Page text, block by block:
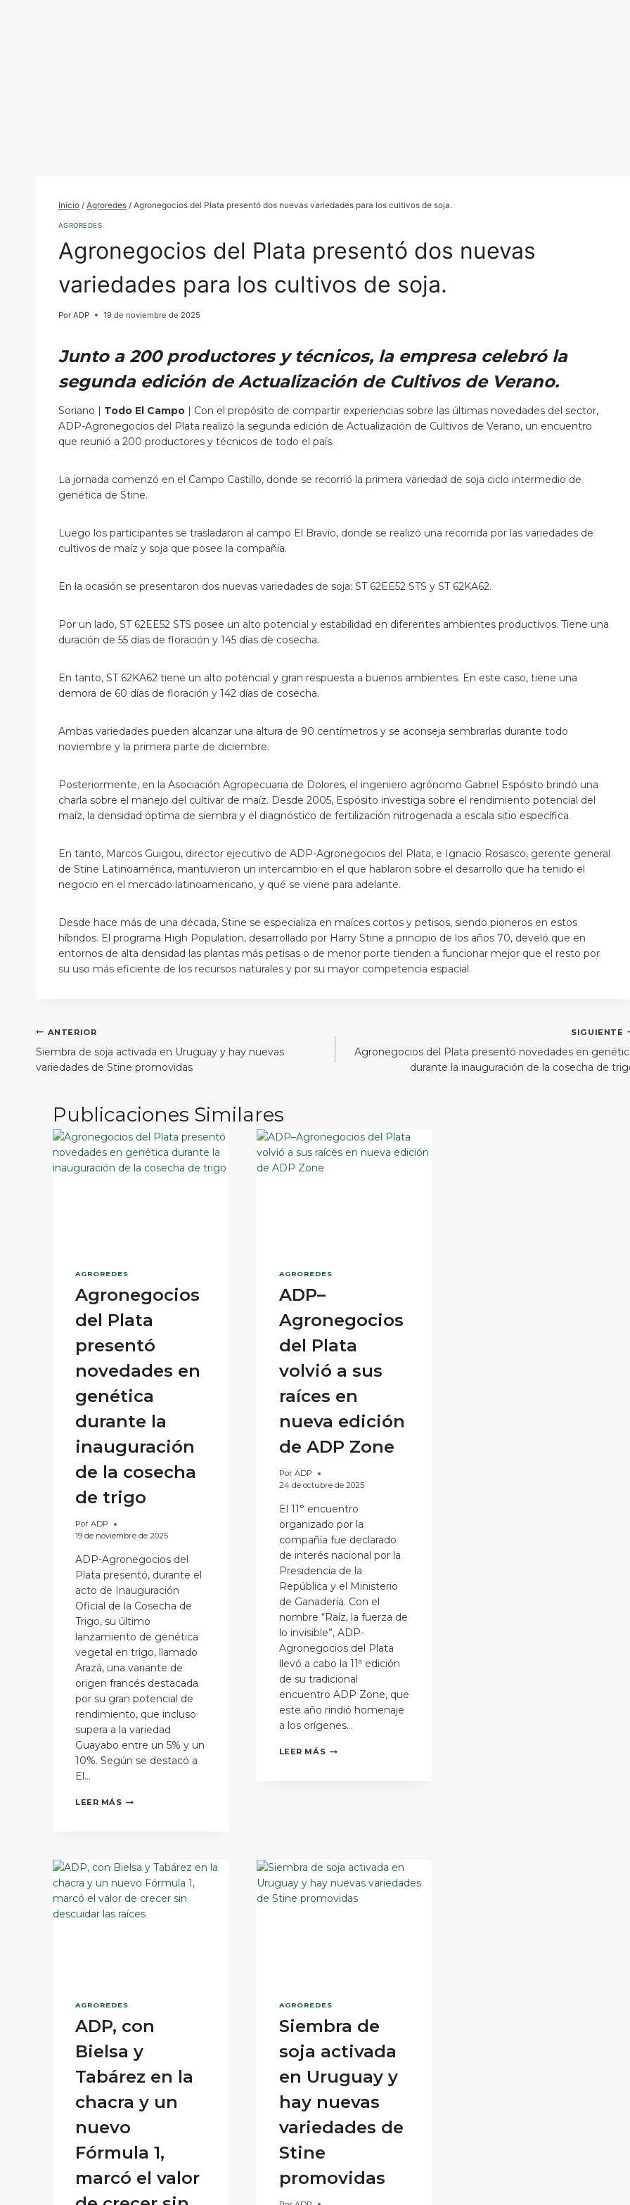
Inicio / Agroredes / Agronegocios del Plata presentó dos nuevas variedades para los cultivos de soja.
AGROREDES
Agronegocios del Plata presentó dos nuevas
variedades para los cultivos de soja.
Por ADP 19 de noviembre de 2025
Junto a 200 productores y técnicos, la empresa celebró la
segunda edición de Actualización de Cultivos de Verano.
Soriano | Todo El Campo | Con el propósito de compartir experiencias sobre las últimas novedades del sector,
ADP-Agronegocios del Plata realizó la segunda edición de Actualización de Cultivos de Verano, un encuentro
que reunió a 200 productores y técnicos de todo el país.
La jornada comenzó en el Campo Castillo, donde se recorrió la primera variedad de soja ciclo intermedio de
genética de Stine.
Luego los participantes se trasladaron al campo El Bravío, donde se realizó una recorrida por las variedades de
cultivos de maíz y soja que posee la compañía.
En la ocasión se presentaron dos nuevas variedades de soja: ST 62EE52 STS y ST 62KA62.
Por un lado, ST 62EE52 STS posee un alto potencial y estabilidad en diferentes ambientes productivos. Tiene una
duración de 55 días de floración y 145 días de cosecha.
En tanto, ST 62KA62 tiene un alto potencial y gran respuesta a buenos ambientes. En este caso, tiene una
demora de 60 días de floración y 142 días de cosecha.
Ambas variedades pueden alcanzar una altura de 90 centímetros y se aconseja sembrarlas durante todo
noviembre y la primera parte de diciembre.
Posteriormente, en la Asociación Agropecuaria de Dolores, el ingeniero agrónomo Gabriel Espósito brindó una
charla sobre el manejo del cultivar de maíz. Desde 2005, Espósito investiga sobre el rendimiento potencial del
maíz, la densidad óptima de siembra y el diagnóstico de fertilización nitrogenada a escala sitio específica.
En tanto, Marcos Guigou, director ejecutivo de ADP-Agronegocios del Plata, e Ignacio Rosasco, gerente general
de Stine Latinoamérica, mantuvieron un intercambio en el que hablaron sobre el desarrollo que ha tenido el
negocio en el mercado latinoamericano, y qué se viene para adelante.
Desde hace más de una década, Stine se especializa en maíces cortos y petisos, siendo pioneros en estos
híbridos. El programa High Population, desarrollado por Harry Stine a principio de los años 70, develó que en
entornos de alta densidad las plantas más petisas o de menor porte tienden a funcionar mejor que el resto por
su uso más eficiente de los recursos naturales y por su mayor competencia espacial.
Navegación
de
ANTERIOR
Siembra de soja activada en Uruguay y hay nuevas
variedades de Stine promovidas
SIGUIENTE
Agronegocios del Plata presentó novedades en
durante la inauguración de la cosecha de
Publicaciones Similares
AGROREDES
Agronegocios
del Plata
presentó
novedades en
genética
durante la
inauguración
de la cosecha
de trigo
Por ADP
19 de noviembre de 2025
ADP-Agronegocios del
Plata presentó, durante el
acto de Inauguración
Oficial de la Cosecha de
Trigo, su último
lanzamiento de genética
vegetal en trigo, llamado
Arazá, una variante de
origen francés destacada
por su gran potencial de
rendimiento, que incluso
supera a la variedad
Guayabo entre un 5% y un
10%. Según se destacó a
El…
LEER MÁS AGRONEGOCIOS
GENÉTICA
DURANTE
LA
DE
AGROREDES
ADP–
Agronegocios
del Plata
volvió a sus
raíces en
nueva edición
de ADP Zone
Por ADP
24 de octubre de 2025
El 11° encuentro
organizado por la
compañía fue declarado
de interés nacional por la
Presidencia de la
República y el Ministerio
de Ganadería. Con el
nombre “Raíz, la fuerza de
lo invisible”, ADP-
Agronegocios del Plata
llevó a cabo la 11ª edición
de su tradicional
encuentro ADP Zone, que
este año rindió homenaje
a los orígenes…
LEER MÁS ADP–
EDICIÓN
DE
ZONE
AGROREDES
ADP, con
Bielsa y
Tabárez en la
chacra y un
nuevo
Fórmula 1,
marcó el valor
AGROREDES
Siembra de
soja activada
en Uruguay y
hay nuevas
variedades de
Stine
promovidas